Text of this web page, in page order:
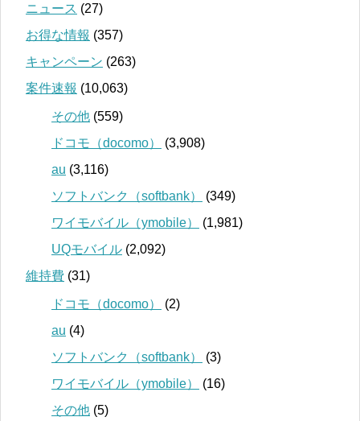
ニュース (27)
お得な情報 (357)
キャンペーン (263)
案件速報 (10,063)
その他 (559)
ドコモ（docomo）
(3,908)
au (3,116)
ソフトバンク（softbank）
(349)
ワイモバイル（ymobile）
(1,981)
UQモバイル (2,092)
維持費 (31)
ドコモ（docomo）
(2)
au (4)
ソフトバンク（softbank）
(3)
ワイモバイル（ymobile）
(16)
その他 (5)